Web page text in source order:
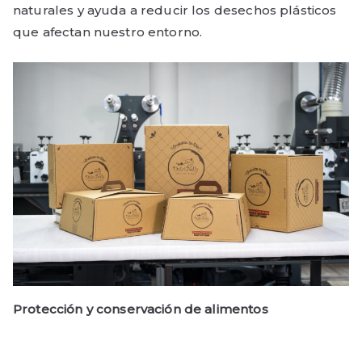
naturales y ayuda a reducir los desechos plásticos
que afectan nuestro entorno.
Protección y conservación de alimentos